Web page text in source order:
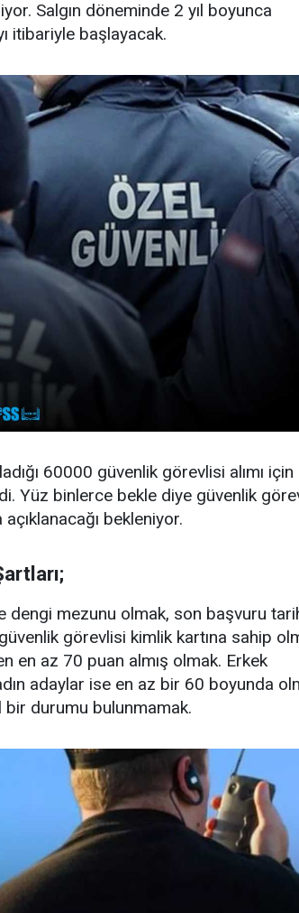
Salgın döneminde 2 yıl boyunca
itibariyle başlayacak.
60000 güvenlik görevlisi alımı için
Yüz binlerce bekle diye güvenlik
açıklanacağı bekleniyor.
dengi mezunu olmak, son başvuru
görevlisi kimlik kartına sahip
en az 70 puan almış olmak. Erkek
adaylar ise en az bir 60 boyunda
bir durumu bulunmamak.